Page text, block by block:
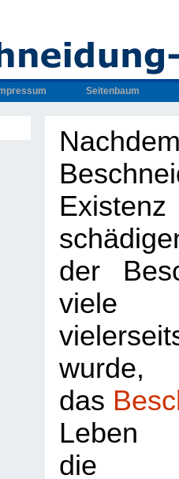
Seitenbaum
der
viele
das
Leben
die